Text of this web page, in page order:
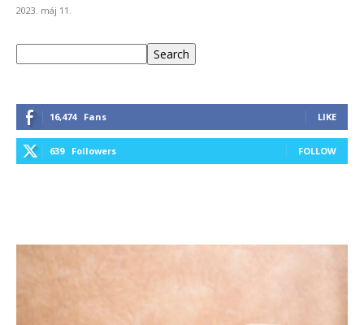
2023. máj 11.
Search
16,474 Fans LIKE
639 Followers FOLLOW